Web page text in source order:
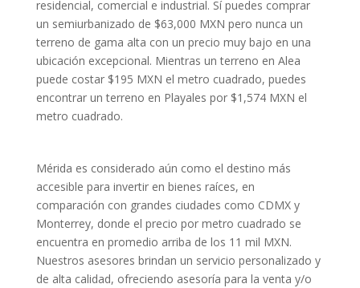
residencial, comercial e industrial. Sí puedes comprar
un semiurbanizado de $63,000 MXN pero nunca un
terreno de gama alta con un precio muy bajo en una
ubicación excepcional. Mientras un terreno en Alea
puede costar $195 MXN el metro cuadrado, puedes
encontrar un terreno en Playales por $1,574 MXN el
metro cuadrado.
Mérida es considerado aún como el destino más
accesible para invertir en bienes raíces, en
comparación con grandes ciudades como CDMX y
Monterrey, donde el precio por metro cuadrado se
encuentra en promedio arriba de los 11 mil MXN.
Nuestros asesores brindan un servicio personalizado y
de alta calidad, ofreciendo asesoría para la venta y/o